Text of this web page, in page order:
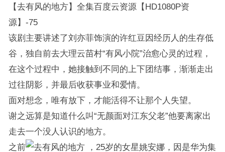
【去有风的地方】全集百度云资源【HD1080P资
源】-75
该剧主要讲述了刘亦菲饰演的许红豆因经历人的生存低
谷，独自前去大理云苗村“有风小院”治愈心灵的过程，
在这个过程中，她接触到不同的上下团结事，渐渐走出
过往阴影，并最后收获事业和爱情。
面对想念，唯有放下，才能活得不让那个人失望。
谢之远算是知道什么叫“无颜面对江东父老”他要离家出
走去一个没人认识的地方。
之前
，25岁的女星姚安娜，因是华为集